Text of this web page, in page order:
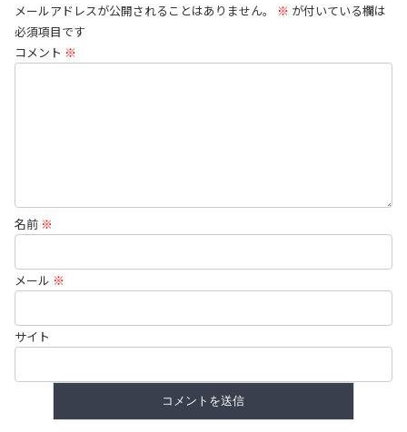
メールアドレスが公開されることはありません。 ※ が付いている欄は
必須項目です
コメント ※
名前 ※
メール ※
サイト